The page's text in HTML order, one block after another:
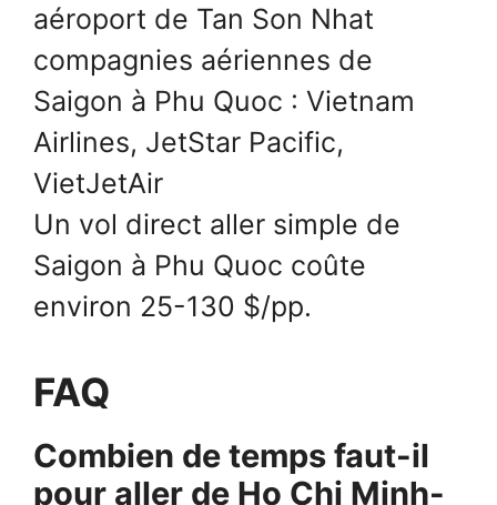
aéroport de Tan Son Nhat
compagnies aériennes de
Saigon à Phu Quoc : Vietnam
Airlines, JetStar Pacific,
VietJetAir
Un vol direct aller simple de
Saigon à Phu Quoc coûte
environ 25-130 $/pp.
FAQ
Combien de temps faut-il
pour aller de Ho Chi Minh-